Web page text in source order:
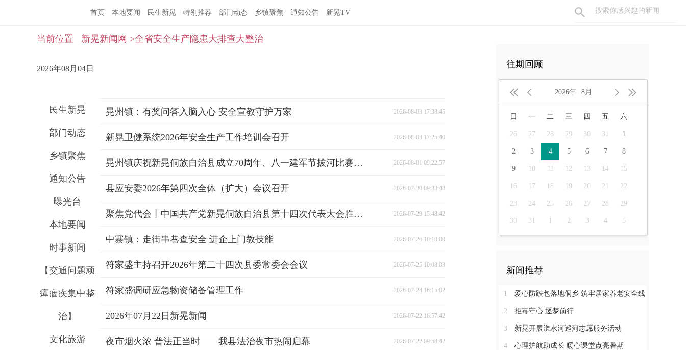
首页 本地要闻 民生新晃 特别推荐 部门动态 乡镇聚焦 通知公告 新晃TV
当前位置 新晃新闻网 >全省安全生产隐患大排查大整治
2026年08月04日
民生新晃
部门动态
乡镇聚焦
通知公告
曝光台
本地要闻
时事新闻
【交通问题顽
瘴痼疾集中整
治】
文化旅游
晃州镇：有奖问答入脑入心 安全宣教守护万家 2026-08-03 17:38:45
新晃卫健系统2026年安全生产工作培训会召开 2026-08-03 17:25:40
晃州镇庆祝新晃侗族自治县成立70周年、八一建军节拔河比赛暨百日千企专场招聘会举行 2026-08-01 09:22:57
县应安委2026年第四次全体（扩大）会议召开 2026-07-30 09:33:48
聚焦党代会丨中国共产党新晃侗族自治县第十四次代表大会胜利闭幕 2026-07-29 15:48:42
中寨镇：走街串巷查安全 进企上门教技能 2026-07-26 10:10:00
符家盛主持召开2026年第二十四次县委常委会会议 2026-07-25 10:08:03
符家盛调研应急物资储备管理工作 2026-07-24 16:15:02
2026年07月22日新晃新闻 2026-07-22 16:57:42
夜市烟火浓 普法正当时——我县法治夜市热闹启幕 2026-07-22 09:58:42
往期回顾
  2026年 8月  
日 一 二 三 四 五 六
26 27 28 29 30 31 1
2 3 4 5 6 7 8
9 10 11 12 13 14 15
16 17 18 19 20 21 22
23 24 25 26 27 28 29
30 31 1 2 3 4 5
新闻推荐
1 爱心防跌包落地侗乡 筑牢居家养老安全线
2 拒毒守心 逐梦前行
3 新晃开展㵲水河巡河志愿服务活动
4 心理护航助成长 暖心课堂点亮暑期